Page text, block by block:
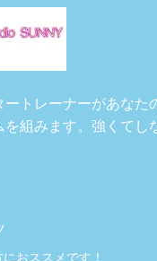
トレーナーがあなた
を組みます。強くてし
おススメです！